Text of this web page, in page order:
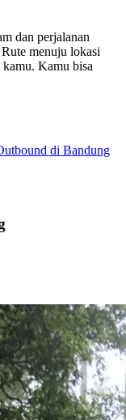
dan perjalanan
menuju lokasi
kamu. Kamu bisa
di Bandung